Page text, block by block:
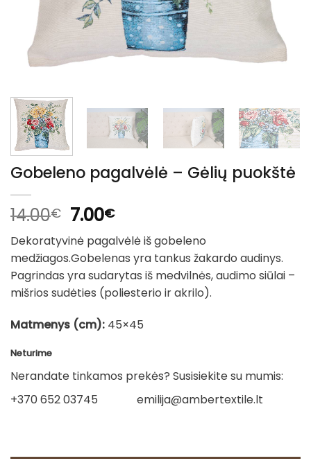
Gobeleno pagalvėlė – Gėlių puokštė
14.00€ Original
price
was:
14.00€.
7.00€Current
price
is:
7.00€.
Dekoratyvinė pagalvėlė iš gobeleno
medžiagos.Gobelenas yra tankus žakardo audinys.
Pagrindas yra sudarytas iš medvilnės, audimo siūlai –
mišrios sudėties (poliesterio ir akrilo).
Matmenys (cm): 45×45
Neturime
Nerandate tinkamos prekės? Susisiekite su mumis:
+370 652 03745
emilija@ambertextile.lt